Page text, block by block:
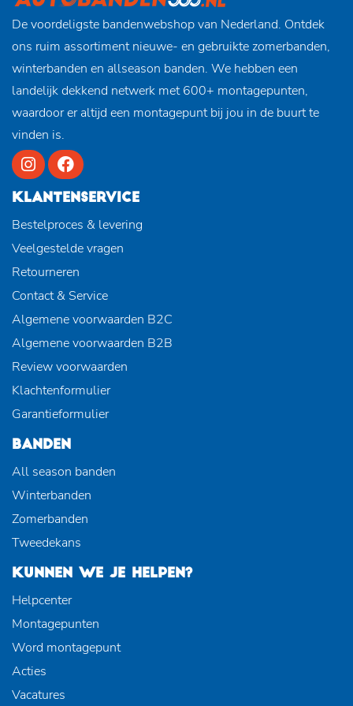
De voordeligste bandenwebshop van Nederland. Ontdek
ons ruim assortiment nieuwe- en gebruikte zomerbanden,
winterbanden en allseason banden. We hebben een
landelijk dekkend netwerk met 600+ montagepunten,
waardoor er altijd een montagepunt bij jou in de buurt te
vinden is.
KLANTENSERVICE
Bestelproces & levering
Veelgestelde vragen
Retourneren
Contact & Service
Algemene voorwaarden B2C
Algemene voorwaarden B2B
Review voorwaarden
Klachtenformulier
Garantieformulier
BANDEN
All season banden
Winterbanden
Zomerbanden
Tweedekans
KUNNEN WE JE HELPEN?
Helpcenter
Montagepunten
Word montagepunt
Acties
Vacatures